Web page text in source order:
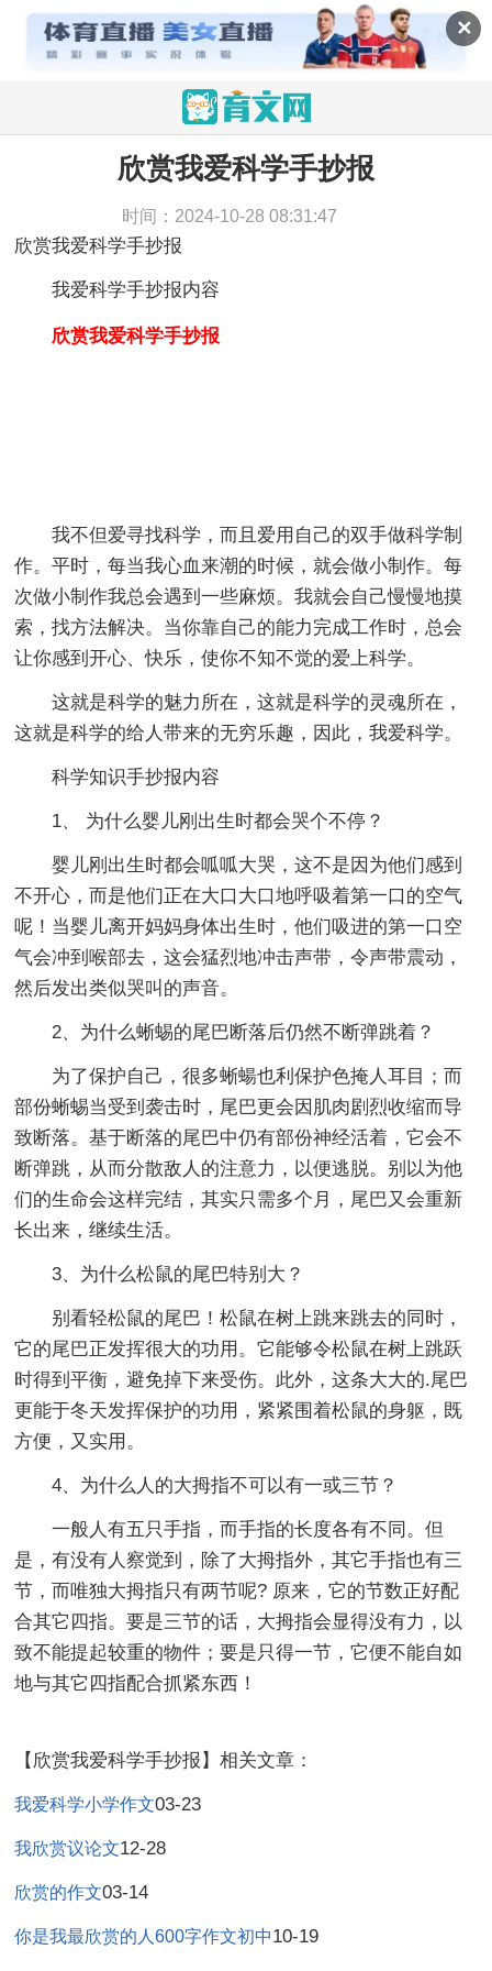
✕
育文网 > 素材 > 手抄报 > 欣赏我爱科学手
抄报
欣赏我爱科学手抄报
时间：2024-10-28 08:31:47
欣赏我爱科学手抄报
我爱科学手抄报内容
欣赏我爱科学手抄报
我不但爱寻找科学，而且爱用自己的双手做科学制
作。平时，每当我心血来潮的时候，就会做小制作。每
次做小制作我总会遇到一些麻烦。我就会自己慢慢地摸
索，找方法解决。当你靠自己的能力完成工作时，总会
让你感到开心、快乐，使你不知不觉的爱上科学。
这就是科学的魅力所在，这就是科学的灵魂所在，
这就是科学的给人带来的无穷乐趣，因此，我爱科学。
科学知识手抄报内容
1、 为什么婴儿刚出生时都会哭个不停？
婴儿刚出生时都会呱呱大哭，这不是因为他们感到
不开心，而是他们正在大口大口地呼吸着第一口的空气
呢！当婴儿离开妈妈身体出生时，他们吸进的第一口空
气会冲到喉部去，这会猛烈地冲击声带，令声带震动，
然后发出类似哭叫的声音。
2、为什么蜥蜴的尾巴断落后仍然不断弹跳着？
为了保护自己，很多蜥蝪也利保护色掩人耳目；而
部份蜥蜴当受到袭击时，尾巴更会因肌肉剧烈收缩而导
致断落。基于断落的尾巴中仍有部份神经活着，它会不
断弹跳，从而分散敌人的注意力，以便逃脱。别以为他
们的生命会这样完结，其实只需多个月，尾巴又会重新
长出来，继续生活。
3、为什么松鼠的尾巴特别大？
别看轻松鼠的尾巴！松鼠在树上跳来跳去的同时，
它的尾巴正发挥很大的功用。它能够令松鼠在树上跳跃
时得到平衡，避免掉下来受伤。此外，这条大大的.尾巴
更能于冬天发挥保护的功用，紧紧围着松鼠的身躯，既
方便，又实用。
4、为什么人的大拇指不可以有一或三节？
一般人有五只手指，而手指的长度各有不同。但
是，有没有人察觉到，除了大拇指外，其它手指也有三
节，而唯独大拇指只有两节呢? 原来，它的节数正好配
合其它四指。要是三节的话，大拇指会显得没有力，以
致不能提起较重的物件；要是只得一节，它便不能自如
地与其它四指配合抓紧东西！
【欣赏我爱科学手抄报】相关文章：
我爱科学小学作文03-23
我欣赏议论文12-28
欣赏的作文03-14
你是我最欣赏的人600字作文初中10-19